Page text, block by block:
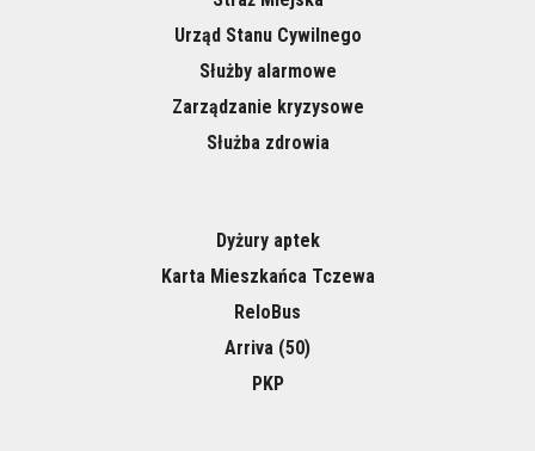
Urząd Stanu Cywilnego
Służby alarmowe
Zarządzanie kryzysowe
Służba zdrowia
Dyżury aptek
Karta Mieszkańca Tczewa
ReloBus
Arriva (50)
PKP